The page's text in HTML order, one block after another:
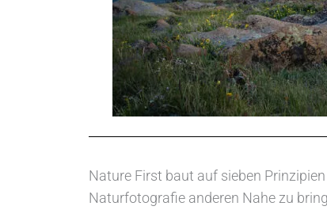
Nature First baut auf sieben
Naturfotografie anderen Nahe zu